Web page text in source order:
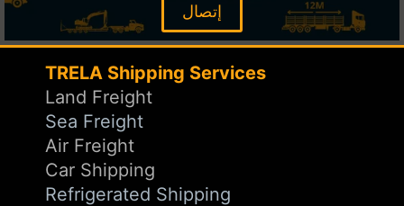
إتصال
TRELA Shipping Services
Land Freight
Sea Freight
Air Freight
Car Shipping
Refrigerated Shipping